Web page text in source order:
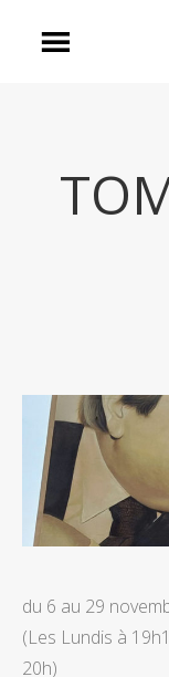
du 6 au 29
(Les Lundis à
20h)